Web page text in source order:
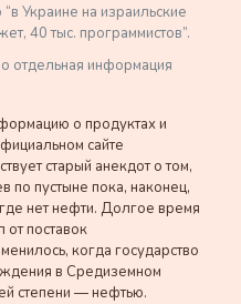
Украине на израильские
40 тыс. программистов”.
отдельная информация
о продуктах и
сайте
старый анекдот о том,
по пустыне пока, наконец,
нет нефти. Долгое время
от поставок
когда государство
в Средиземном
степени — нефтью.